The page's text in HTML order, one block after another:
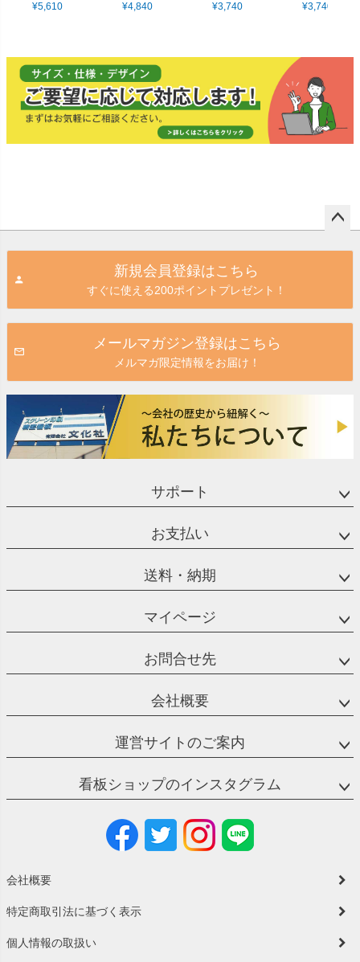
0cm×90cm) 案内 プ
¥5,610
0cm×60cm) 案内 プ
¥4,840
(10cm×30cm) 案内
¥3,740
m×30cm) 案内 プレ
¥3,740
新規会員登録はこちら
すぐに使える200ポイントプレゼント！
メールマガジン登録はこちら
メルマガ限定情報をお届け！
サポート
お支払い
送料・納期
マイページ
お問合せ先
会社概要
運営サイトのご案内
看板ショップのインスタグラム
会社概要
特定商取引法に基づく表示
個人情報の取扱い